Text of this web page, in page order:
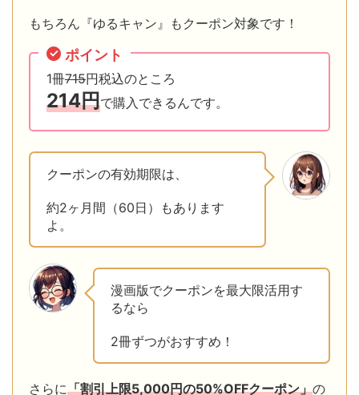
もちろん『ゆるキャン』もクーポン対象です！
ポイント
1冊715円税込のところ
214円で購入できるんです。
クーポンの有効期限は、
約2ヶ月間（60日）もあります
よ。
漫画版でクーポンを最大限活用す
るなら
2冊ずつがおすすめ！
さらに「割引上限5,000円の50%OFFクーポン」の